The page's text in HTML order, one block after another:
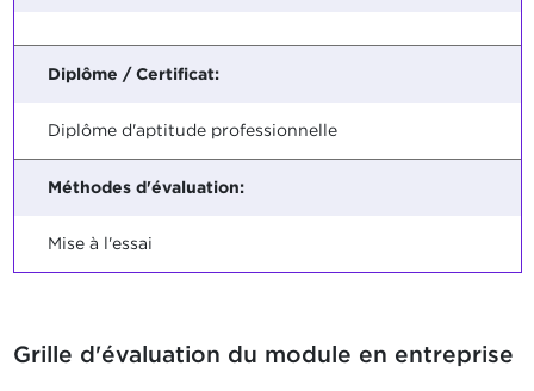
Diplôme / Certificat:
Diplôme d'aptitude professionnelle
Méthodes d'évaluation:
Mise à l'essai
Grille d'évaluation du module en entreprise